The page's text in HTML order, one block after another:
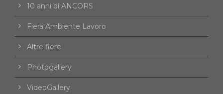
10 anni di ANCORS
Fiera Ambiente Lavoro
Altre fiere
Photogallery
VideoGallery